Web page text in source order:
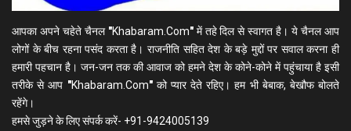
आपका अपने चहेते चैनल "Khabaram.Com"में तहे दिल से स्वागत है। ये चैनल आप
लोगों के बीच रहना पसंद करता है। राजनीति सहित देश के बड़े मुद्दों पर सवाल करना ही
हमारी पहचान है। जन-जन तक की आवाज को हमने देश के कोने-कोने में पहुंचाया है इसी
तरीके से आप "Khabaram.Com"को प्यार देते रहिए। हम भी बेबाक, बेखौफ बोलते
रहेंगे।
हमसे जुड़ने के लिए संपर्क करें- +91-9424005139